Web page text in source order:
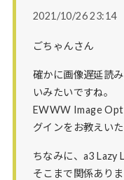
2021/10/26 23:14
ごちゃんさん
確かに画像遅延読
いみたいですね。
EWWW Image
グインをお教えい
ちなみに、a3 Lazy
そこまで関係あり